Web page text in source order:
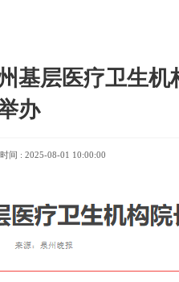
基层医疗卫生机
办
间 : 2025-08-01 10:00:00